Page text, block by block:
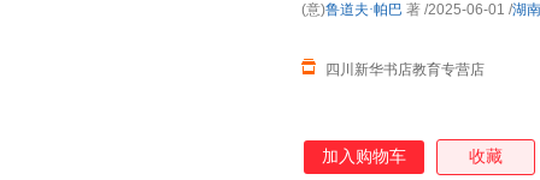
四川新华书店教育专营店
(意)鲁道夫·帕巴 著 /2025-06-01 /湖
加入购物车 收藏